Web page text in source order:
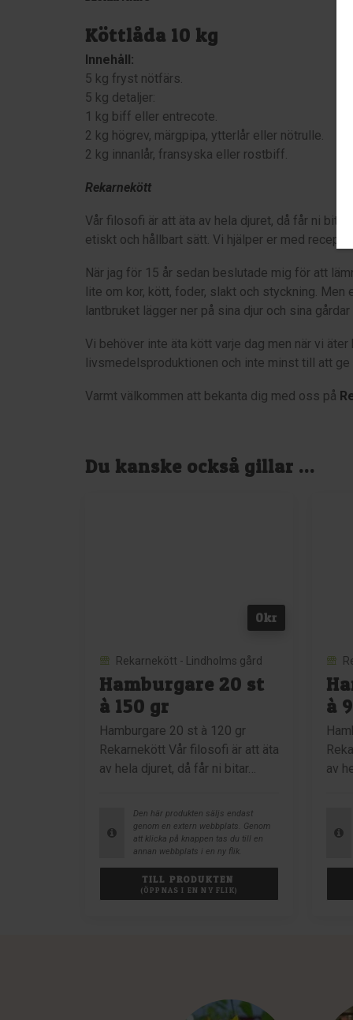
Köttlåda 10 kg
Innehåll:
5 kg fryst nötfärs.
5 kg detaljer:
1 kg biff eller entrecote.
2 kg högrev, märgpipa, ytterlår eller nötrulle.
2 kg innanlår, fransyska eller rostbiff.
Rekarnekött
Vår filosofi är att äta av hela djuret, då får ni
etiskt och hållbart sätt. Vi hjälper er med recept
När jag för 15 år sedan beslutade mig för att
lite om kor, kött, foder, slakt och styckning.
lantbruket lägger ner på sina djur och sina
Vi behöver inte äta kött varje dag men när vi
livsmedelsproduktionen och inte minst till att
Varmt välkommen att bekanta dig med oss på
Du kanske också gillar …
0kr
Rekarnekött - Lindholms gård
Hamburgare 20 st
à 150 gr
Hamburgare 20 st à 120 gr
Rekarnekött Vår filosofi är att äta
av hela djuret, då får ni bitar…
Den här produkten säljs endast
genom en extern webbplats. Genom
att klicka på knappen tas du till en
annan webbplats i en ny flik.
TILL PRODUKTEN
(ÖPPNAS I EN NY FLIK)
à
av